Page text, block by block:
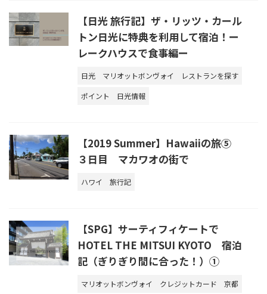
【日光 旅行記】ザ・リッツ・カール
トン日光に特典を利用して宿泊！ー
レークハウスで食事編ー
日光 マリオットボンヴォイ
レストランを探す
ポイント
日光情報
【2019 Summer】Hawaiiの旅⑤
３日目 マカワオの街で
ハワイ 旅行記
【SPG】サーティフィケートで
HOTEL THE MITSUI KYOTO 宿泊
記（ぎりぎり間に合った！）①
マリオットボンヴォイ クレジットカード
京都